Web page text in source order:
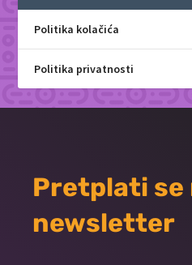
Politika kolačića
Politika privatnosti
Pretplati se
newsletter